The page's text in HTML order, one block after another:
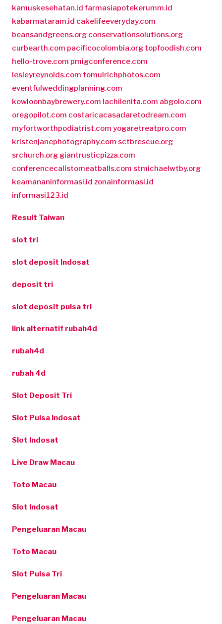
kamuskesehatan.id farmasiapotekerumm.id
kabarmataram.id cakelifeeveryday.com
beansandgreens.org conservationsolutions.org
curbearth.com pacificocolombia.org topfoodish.com
hello-trove.com pmigconference.com
lesleyreynolds.com tomulrichphotos.com
eventfulweddingplanning.com
kowloonbaybrewery.com lachilenita.com abgolo.com
oregopilot.com costaricacasadaretodream.com
myfortworthpodiatrist.com yogaretreatpro.com
kristenjanephotography.com sctbrescue.org
srchurch.org giantrusticpizza.com
conferencecallstomeatballs.com stmichaelwtby.org
keamananinformasi.id zonainformasi.id
informasi123.id
Result Taiwan
slot tri
slot deposit Indosat
deposit tri
slot deposit pulsa tri
link alternatif rubah4d
rubah4d
rubah 4d
Slot Deposit Tri
Slot Pulsa Indosat
Slot Indosat
Live Draw Macau
Toto Macau
Slot Indosat
Pengeluaran Macau
Toto Macau
Slot Pulsa Tri
Pengeluaran Macau
Pengeluaran Macau